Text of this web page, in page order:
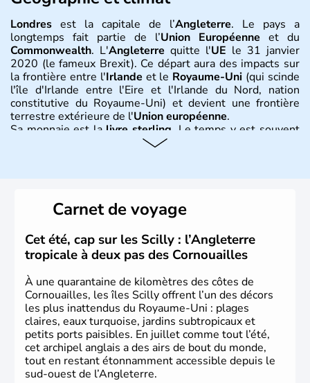
Londres est la capitale de l’Angleterre. Le pays a
longtemps fait partie de l’Union Européenne et du
Commonwealth. L'Angleterre quitte l'UE le 31 janvier
2020 (le fameux Brexit). Ce départ aura des impacts sur
la frontière entre l'Irlande et le Royaume-Uni (qui scinde
l'île d'Irlande entre l'Eire et l'Irlande du Nord, nation
constitutive du Royaume-Uni) et devient une frontière
terrestre extérieure de l'Union européenne.
Sa monnaie est lalivre sterling . Le temps y est souvent
instable avec de nombreuses précipitations : il s’agit d’un
Histoire et administration
L'Angleterre est l’une des quatre nations constitutives du
Royaume-Uni. Elle est peuplée de plus de 50 millions
d’habitants, les Anglais, et constitue à elle seule, près de
84% de la population de l’ensemble. Le pays s’est créé au
Xème siècle et tient son nom desAngles
germanique installé sur ces terres. Première démocratie
parlementaire au monde, elle doit son développement à
l’essor industriel du XIXème siècle.
Carnet de voyage
Cet été, cap sur les Scilly : l’Angleterre
tropicale à deux pas des Cornouailles
À une quarantaine de kilomètres des côtes de
Cornouailles, les îles Scilly offrent l’un des décors
les plus inattendus du Royaume-Uni : plages
claires, eaux turquoise, jardins subtropicaux et
petits ports paisibles. En juillet comme tout l’été,
cet archipel anglais a des airs de bout du monde,
tout en restant étonnamment accessible depuis le
sud-ouest de l’Angleterre.